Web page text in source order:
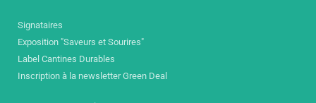
Signataires
Exposition "Saveurs et Sourires"
Label Cantines Durables
Inscription à la newsletter Green Deal